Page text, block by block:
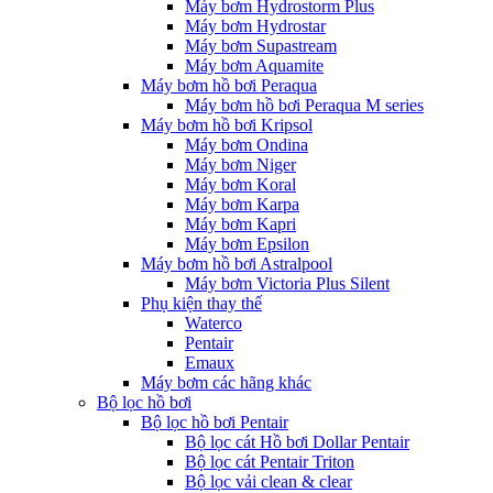
Máy bơm Hydrostorm Plus
Máy bơm Hydrostar
Máy bơm Supastream
Máy bơm Aquamite
Máy bơm hồ bơi Peraqua
Máy bơm hồ bơi Peraqua M series
Máy bơm hồ bơi Kripsol
Máy bơm Ondina
Máy bơm Niger
Máy bơm Koral
Máy bơm Karpa
Máy bơm Kapri
Máy bơm Epsilon
Máy bơm hồ bơi Astralpool
Máy bơm Victoria Plus Silent
Phụ kiện thay thế
Waterco
Pentair
Emaux
Máy bơm các hãng khác
Bộ lọc hồ bơi
Bộ lọc hồ bơi Pentair
Bộ lọc cát Hồ bơi Dollar Pentair
Bộ lọc cát Pentair Triton
Bộ lọc vải clean & clear